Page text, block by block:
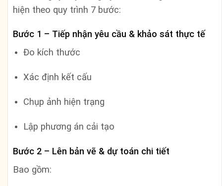
hiện theo quy trình 7 bước:
Bước 1 – Tiếp nhận yêu cầu & khảo sát thực tế
Đo kích thước
Xác định kết cấu
Chụp ảnh hiện trạng
Lập phương án cải tạo
Bước 2 – Lên bản vẽ & dự toán chi tiết
Bao gồm: